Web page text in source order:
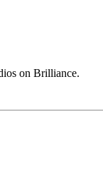
on Brilliance.